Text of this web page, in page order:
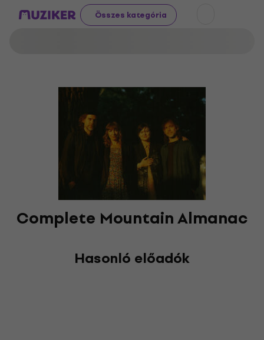
Összes kategória
Complete Mountain Almanac
Hasonló előadók